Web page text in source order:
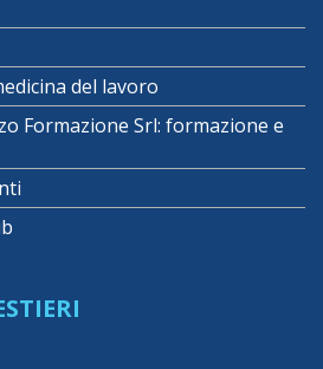
del lavoro
Formazione Srl: formazione e